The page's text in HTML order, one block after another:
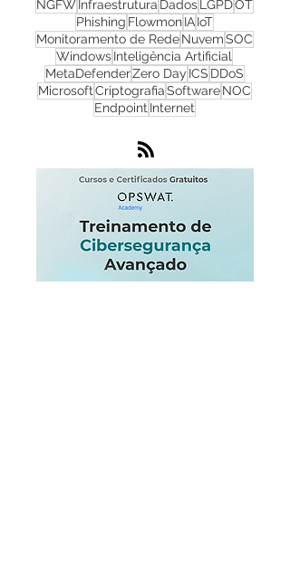
FirewallRedesWhatsUp Gold Check Point
CibersegurançaCloudZero Trust
NGFWInfraestruturaDadosLGPDOT
PhishingFlowmonIAIoT
Monitoramento de RedeNuvemSOC
WindowsInteligência Artificial
MetaDefenderZero DayICS
EndpointInternet